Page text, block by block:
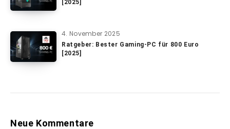
[2025]
4. November 2025
Ratgeber: Bester Gaming-PC für 800 Euro
[2025]
Neue Kommentare